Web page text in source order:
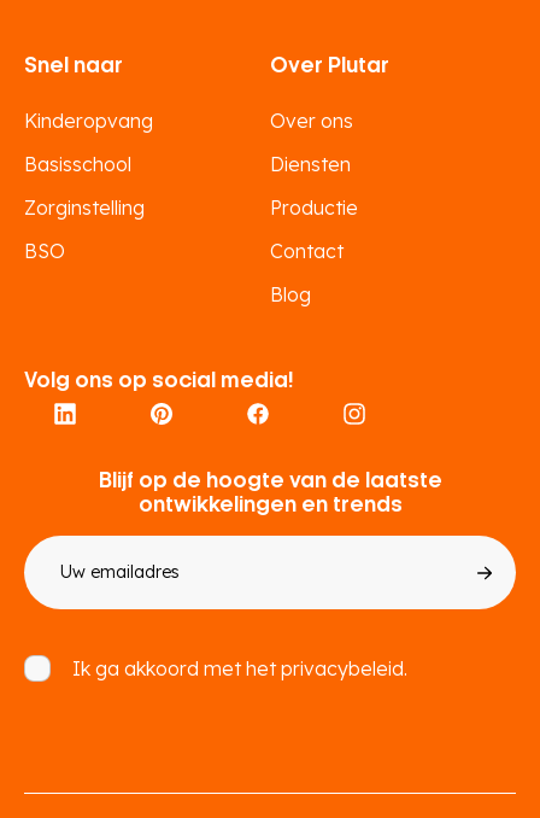
Volg ons op social media!
Snel naar
Kinderopvang
Basisschool
Zorginstelling
BSO
Over Plutar
Over ons
Diensten
Productie
Contact
Blog
Blijf op de hoogte van de laatste
ontwikkelingen en trends
mailadres
Ik ga akkoord met hetprivacybeleid.